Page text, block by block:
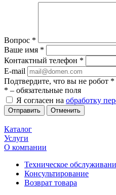
Вопрос *
Ваше имя *
Контактный телефон *
E-mail
Подтвердите, что вы не робот *
* – обязательные поля
Я согласен на обработку
Отменить
Каталог
Услуги
О компании
Техническое
Консультирование
Возврат товара